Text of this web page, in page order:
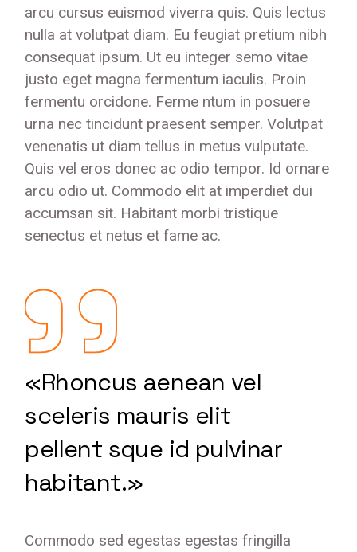
arcu cursus euismod viverra quis. Quis lectus
nulla at volutpat diam. Eu feugiat pretium nibh
consequat ipsum. Ut eu integer semo vitae
justo eget magna fermentum iaculis. Proin
fermentu orcidone. Ferme ntum in posuere
urna nec tincidunt praesent semper. Volutpat
venenatis ut diam tellus in metus vulputate.
Quis vel eros donec ac odio tempor. Id ornare
arcu odio ut. Commodo elit at imperdiet dui
accumsan sit. Habitant morbi tristique
senectus et netus et fame ac.
«Rhoncus aenean vel
sceleris mauris elit
pellent sque id pulvinar
habitant.»
Commodo sed egestas egestas fringilla